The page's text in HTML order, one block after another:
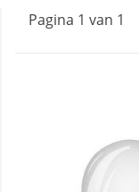
Pagina 1 van 1